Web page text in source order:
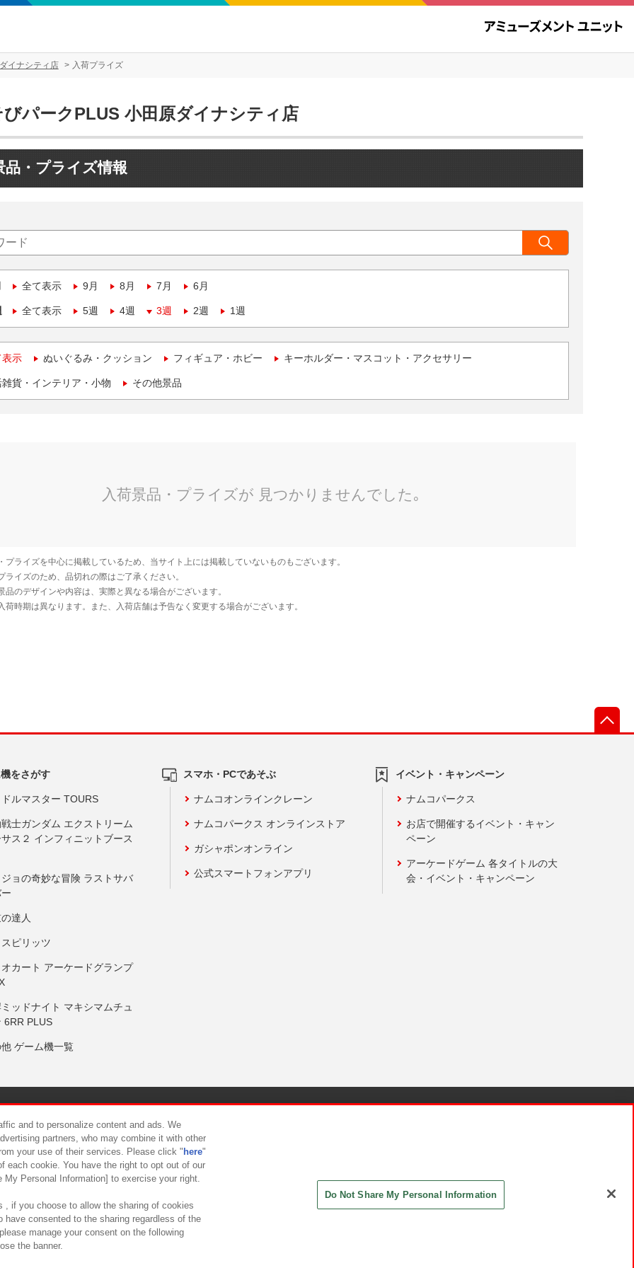
イナシティ店 入荷プライズ
パークPLUS 小田原ダイナシティ店
品・プライズ情報
全て表示 9月 8月 7月 6月
全て表示 5週 4週 3週 2週 1週
表示 ぬいぐるみ・クッション フィギュア・ホビー キーホルダー・マスコット・アクセサリー
貨・インテリア・小物 その他景品
をさがす
ルマスター TOURS
士ガンダム エクストリーム
ス２ インフィニットブース
ョの奇妙な冒険 ラストサバ
達人
ピリッツ
カート アーケードグランプ
ッドナイト マキシマムチュ
6RR PLUS
ゲーム機一覧
スマホ・PCであそぶ
ナムコオンラインクレーン
ナムコパークス オンラインストア
ガシャポンオンライン
公式スマートフォンアプリ
イベント・キャンペーン
ナムコパークス
お店で開催するイベント・キャン
ペーン
アーケードゲーム 各タイトルの大
会・イベント・キャンペーン
について カスタマーハラスメント対応方針
and to personalize content and ads. We
partners, who may combine it with other
your use of their services. Please click " here"
each cookie. You have the right to opt out of our
Personal Information] to exercise your right.
, if you choose to allow the sharing of cookies
have consented to the sharing regardless of the
manage your consent on the following
the banner.
Do Not Share My Personal Information